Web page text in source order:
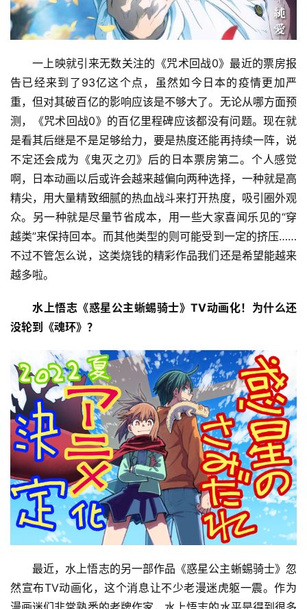
一上映就引来无数关注的《咒术回战0》最近的票房报
告已经来到了93亿这个点，虽然如今日本的疫情更加严
重，但对其破百亿的影响应该是不够大了。无论从哪方面预
测，《咒术回战0》的百亿里程碑应该都没有问题。现在就
是看其后继是不是足够给力，要是热度还能再持续一阵，说
不定还会成为《鬼灭之刃》后的日本票房第二。个人感觉
啊，日本动画以后或许会越来越偏向两种选择，一种就是高
精尖，用大量精致细腻的热血战斗来打开热度，吸引圈外观
众。另一种就是尽量节省成本，用一些大家喜闻乐见的“穿
越类”来保持回本。而其他类型的则可能受到一定的挤压……
不过不管怎么说，这类烧钱的精彩作品我们还是希望能越来
越多啦。
水上悟志《惑星公主蜥蜴骑士》TV动画化！为什么还
没轮到《魂环》？
最近，水上悟志的另一部作品《惑星公主蜥蜴骑士》忽
然宣布TV动画化，这个消息让不少老漫迷虎躯一震。作为